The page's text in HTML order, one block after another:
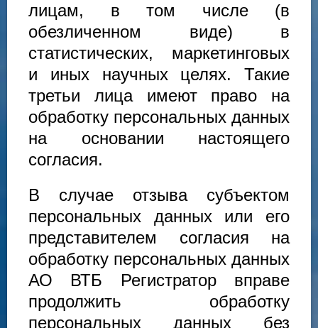
лицам, в том числе (в
обезличенном виде) в
статистических, маркетинговых
и иных научных целях. Такие
третьи лица имеют право на
обработку персональных данных
на основании настоящего
согласия.
В случае отзыва субъектом
персональных данных или его
представителем согласия на
обработку персональных данных
АО ВТБ Регистратор вправе
продолжить обработку
персональных данных без